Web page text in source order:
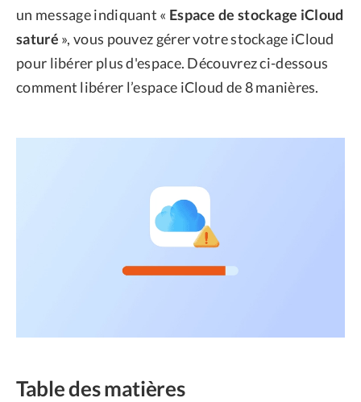
un message indiquant « Espace de stockage iCloud
saturé », vous pouvez gérer votre stockage iCloud
pour libérer plus d'espace. Découvrez ci-dessous
comment libérer l’espace iCloud de 8 manières.
Table des matières